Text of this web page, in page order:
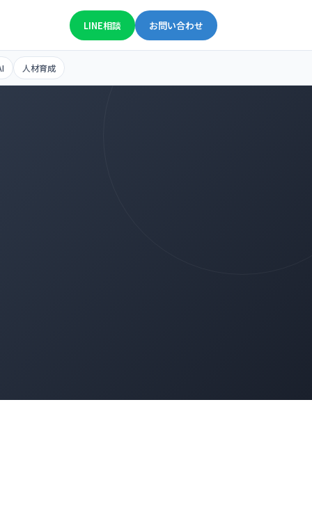
050-1807-1442 平日 9:00〜18:00
LINE相談 お問い合わせ
人材育成